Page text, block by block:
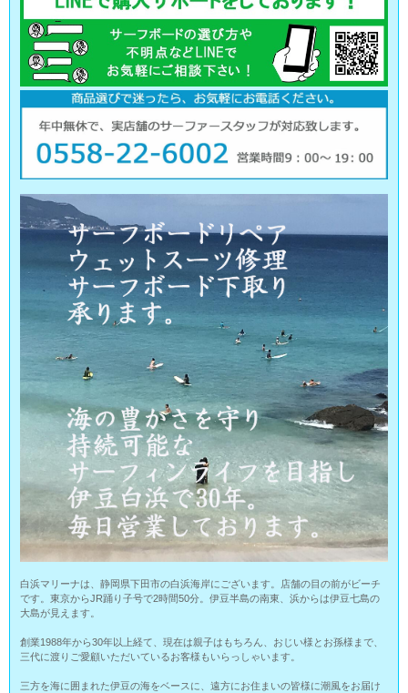
白浜マリーナは、静岡県下田市の白浜海岸にございます。店舗の目の前がビーチ
です。東京からJR踊り子号で2時間50分。伊豆半島の南東、浜からは伊豆七島の
大島が見えます。
創業1988年から30年以上経て、現在は親子はもちろん、おじい様とお孫様まで、
三代に渡りご愛顧いただいているお客様もいらっしゃいます。
三方を海に囲まれた伊豆の海をベースに、遠方にお住まいの皆様に潮風をお届け